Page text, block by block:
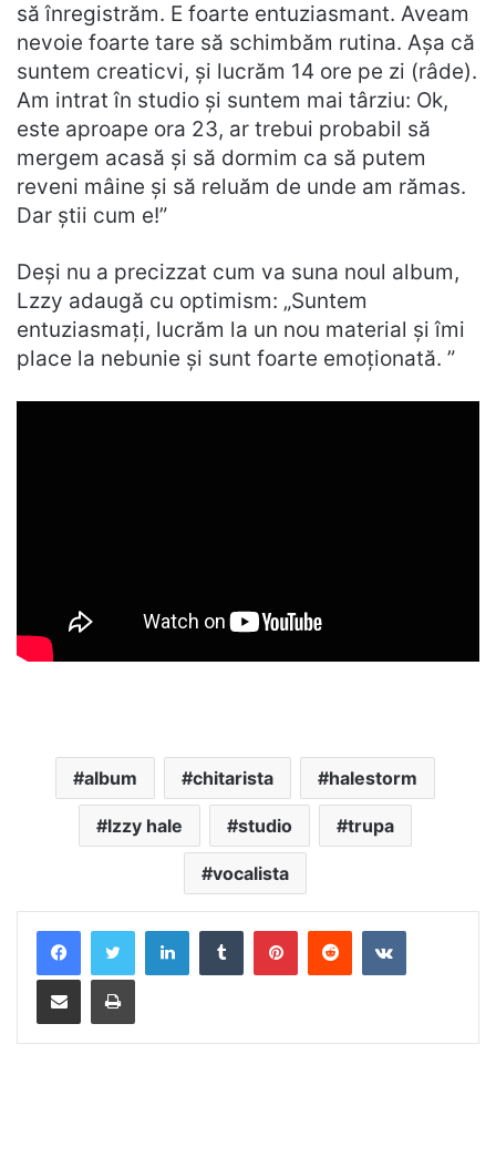
să înregistrăm. E foarte entuziasmant. Aveam
nevoie foarte tare să schimbăm rutina. Așa că
suntem creaticvi, și lucrăm 14 ore pe zi (râde).
Am intrat în studio și suntem mai târziu: Ok,
este aproape ora 23, ar trebui probabil să
mergem acasă și să dormim ca să putem
reveni mâine și să reluăm de unde am rămas.
Dar știi cum e!”
Deși nu a precizzat cum va suna noul album,
Lzzy adaugă cu optimism: „Suntem
entuziasmați, lucrăm la un nou material și îmi
place la nebunie și sunt foarte emoționată. ”
album chitarista halestorm
lzzy hale studio trupa
vocalista
LinkedInTumblrPinterestRedditVKontakte
Distribuie prin mail Tipărește